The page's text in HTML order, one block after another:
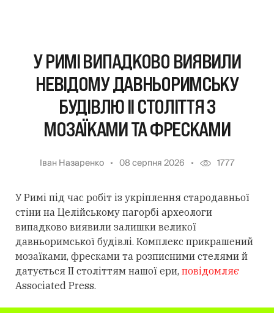
У РИМІ ВИПАДКОВО ВИЯВИЛИ
НЕВІДОМУ ДАВНЬОРИМСЬКУ
БУДІВЛЮ II СТОЛІТТЯ З
МОЗАЇКАМИ ТА ФРЕСКАМИ
Іван Назаренко 08 серпня 2026 1777
У Римі під час робіт із укріплення стародавньої
стіни на Целійському пагорбі археологи
випадково виявили залишки великої
давньоримської будівлі. Комплекс прикрашений
мозаїками, фресками та розписними стелями й
датується II століттям нашої ери, повідомляє
Associated Press.